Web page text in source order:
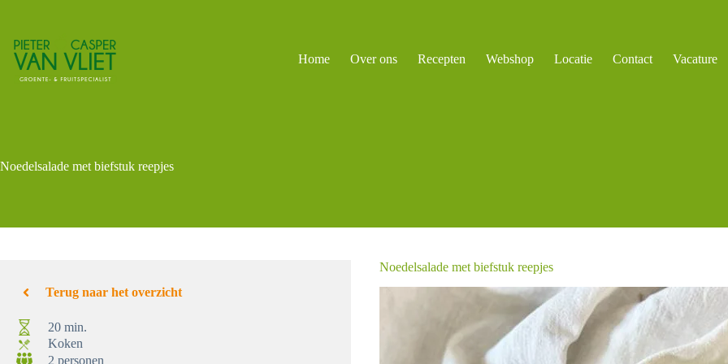
inhoud
Home Over ons Recepten Webshop Locatie Contact Vacature
Noedelsalade met biefstuk reepjes
Terug naar het overzicht
20 min.
Koken
2 personen
Noedelsalade met biefstuk reepjes